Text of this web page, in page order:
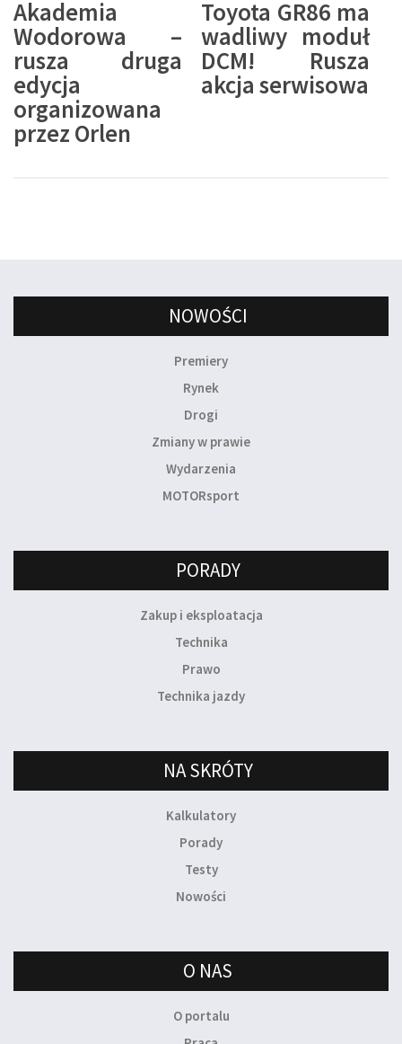
Akademia
Wodorowa –
rusza druga
edycja
organizowana
przez Orlen
Toyota GR86 ma
wadliwy moduł
DCM! Rusza
akcja serwisowa
NOWOŚCI
Premiery
Rynek
Drogi
Zmiany w prawie
Wydarzenia
MOTORsport
PORADY
Zakup i eksploatacja
Technika
Prawo
Technika jazdy
NA SKRÓTY
Kalkulatory
Porady
Testy
Nowości
O NAS
O portalu